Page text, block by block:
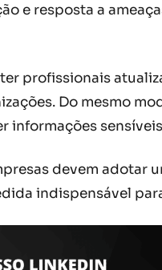
e resposta a
profissionais
Do mesmo
informações
devem
indispensável